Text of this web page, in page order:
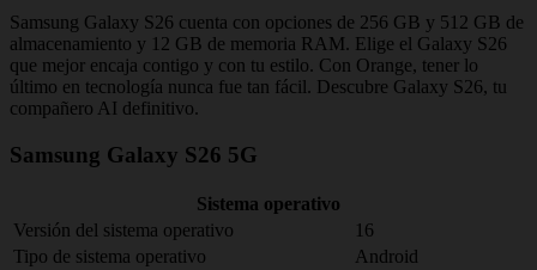
Samsung Galaxy S26 cuenta con opciones de 256 GB y 512 GB de
almacenamiento y 12 GB de memoria RAM. Elige el Galaxy S26
que mejor encaja contigo y con tu estilo. Con Orange, tener lo
último en tecnología nunca fue tan fácil. Descubre Galaxy S26, tu
compañero AI definitivo.
Samsung Galaxy S26 5G
Sistema operativo
Versión del sistema operativo
16
Tipo de sistema operativo
Android